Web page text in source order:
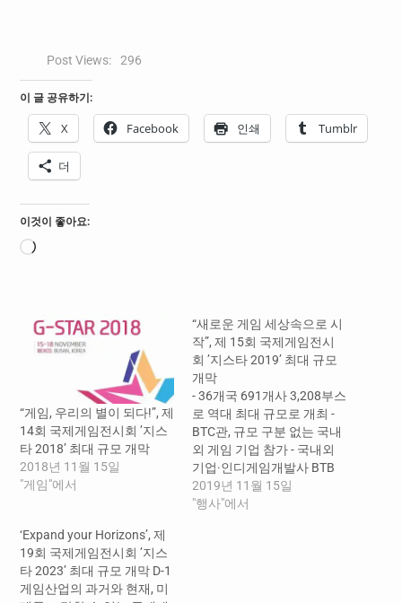
Post Views: 296
이 글 공유하기:
X Facebook 인쇄 Tumblr
더
이것이 좋아요:
로
“게임, 우리의 별이 되다!”, 제
14회 국제게임전시회 ’지스
타 2018’ 최대 규모 개막
2018년 11월 15일
"게임"에서
“새로운 게임 세상속으로 시
작”, 제 15회 국제게임전시
회 ’지스타 2019’ 최대 규모
개막
- 36개국 691개사 3,208부스
로 역대 최대 규모로 개최 -
BTC관, 규모 구분 없는 국내
외 게임 기업 참가 - 국내외
기업·인디게임개발사 BTB
관 수요 활발 - 전시장 안팎 e
스포츠 콘텐츠 대거 마련 -
2019년 11월 15일
"행사"에서
‘Expand your Horizons’, 제
19회 국제게임전시회 ’지스
타 2023’ 최대 규모 개막 D-1
게임산업의 과거와 현재, 미